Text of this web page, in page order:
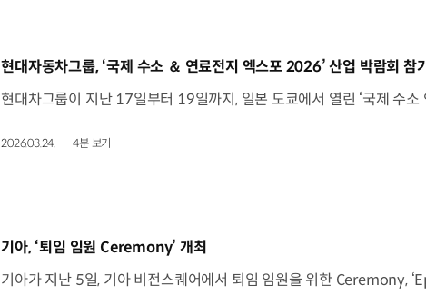
[동영상]
현대자동차그룹, ‘국제 수소 ＆ 연료전지 엑스포 2026’ 산업 박람회 참
2026.03.24. 4분 보기
[동영상]
기아, ‘퇴임 임원 Ceremony’ 개최